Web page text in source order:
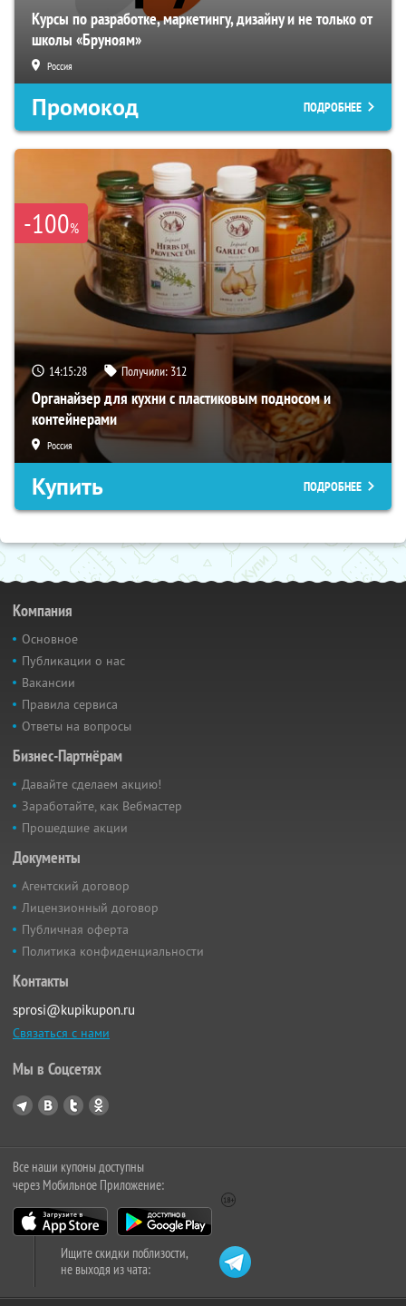
Курсы по разработке, маркетингу, дизайну и не только от
школы «Бруноям»
Россия
Промокод ПОДРОБНЕЕ
-100%
14:15:27 Получили: 312
Органайзер для кухни с пластиковым подносом и
контейнерами
Россия
Купить ПОДРОБНЕЕ
Компания
Основное
Публикации о нас
Вакансии
Правила сервиса
Ответы на вопросы
Бизнес-Партнёрам
Давайте сделаем акцию!
Заработайте, как Вебмастер
Прошедшие акции
Документы
Агентский договор
Лицензионный договор
Публичная оферта
Политика конфиденциальности
Контакты
sprosi@kupikupon.ru
Связаться с нами
Мы в Соцсетях
Все наши купоны доступны
через Мобильное Приложение:
Ищите скидки поблизости,
не выходя из чата: